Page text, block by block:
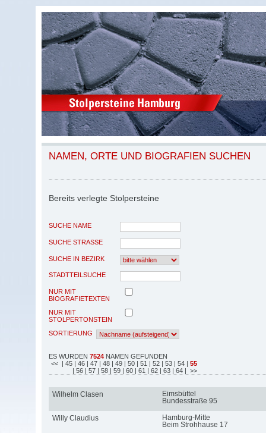
NAMEN, ORTE UND BIOGRAFIEN SUCHEN
Bereits verlegte Stolpersteine
SUCHE NAME
SUCHE STRASSE
SUCHE IN BEZIRK
STADTTEILSUCHE
NUR MIT
BIOGRAFIETEXTEN
NUR MIT
STOLPERTONSTEIN
SORTIERUNG
ES WURDEN 7524 NAMEN GEFUNDEN
<< | 45 | 46 | 47 | 48 | 49 | 50 | 51 | 52 | 53 | 54 | 55
| 56 | 57 | 58 | 59 | 60 | 61 | 62 | 63 | 64 | >>
Wilhelm Clasen
Eimsbüttel
Bundesstraße 95
Willy Claudius
Hamburg-Mitte
Beim Strohhause 17